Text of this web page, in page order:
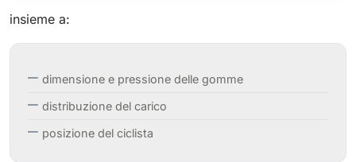
insieme a:
dimensione e pressione delle gomme
distribuzione del carico
posizione del ciclista